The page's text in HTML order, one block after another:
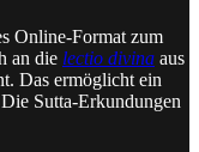
Online-Format zum
an die lectio divina aus
Das ermöglicht ein
Sutta-Erkundungen